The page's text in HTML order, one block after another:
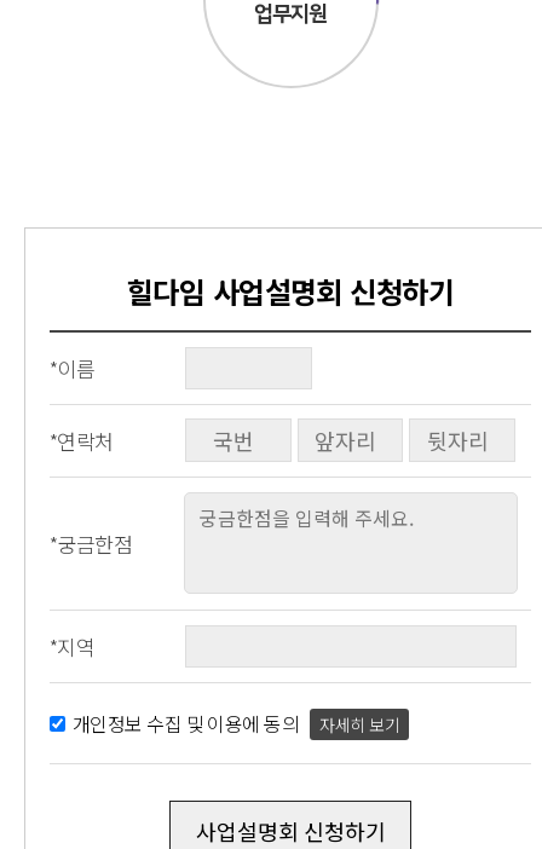
업무지원
힐다임 사업설명회 신청하기
*이름
*연락처
*궁금한점
*지역
개인정보 수집 및 이용에 동의 자세히 보기